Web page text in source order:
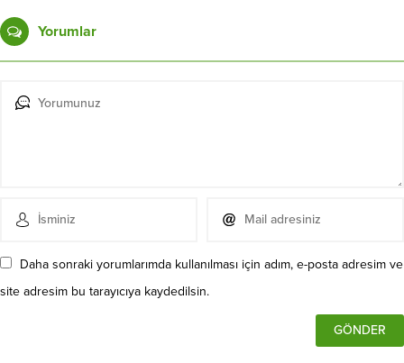
Yorumlar
Daha sonraki yorumlarımda kullanılması için adım, e-posta adresim ve
site adresim bu tarayıcıya kaydedilsin.